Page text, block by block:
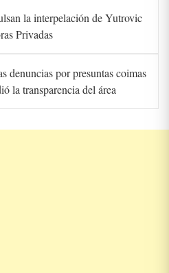
la interpelación de Yutrovic
Privadas
denuncias por presuntas coimas
la transparencia del área